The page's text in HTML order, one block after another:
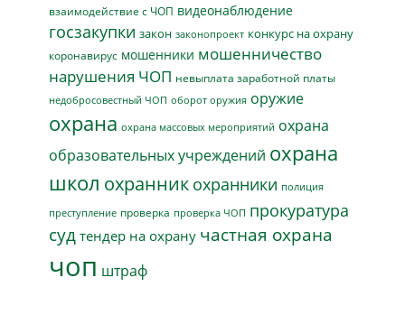
взаимодействие с ЧОП видеонаблюдение
госзакупки закон законопроект конкурс на охрану
коронавирус мошенники мошенничество
нарушения ЧОП невыплата заработной платы
недобросовестный ЧОП оборот оружия оружие
охрана охрана массовых мероприятий охрана
образовательных учреждений охрана
школ охранник охранники полиция
преступление проверка проверка ЧОП прокуратура
суд тендер на охрану частная охрана
чоп штраф